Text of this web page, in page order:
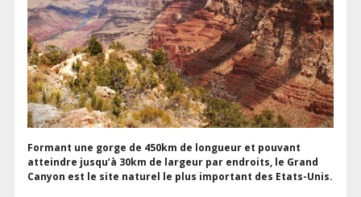
Formant une gorge de 450km de longueur et pouvant
atteindre jusqu’à 30km de largeur par endroits, le Grand
Canyon est le site naturel le plus important des Etats-Unis.